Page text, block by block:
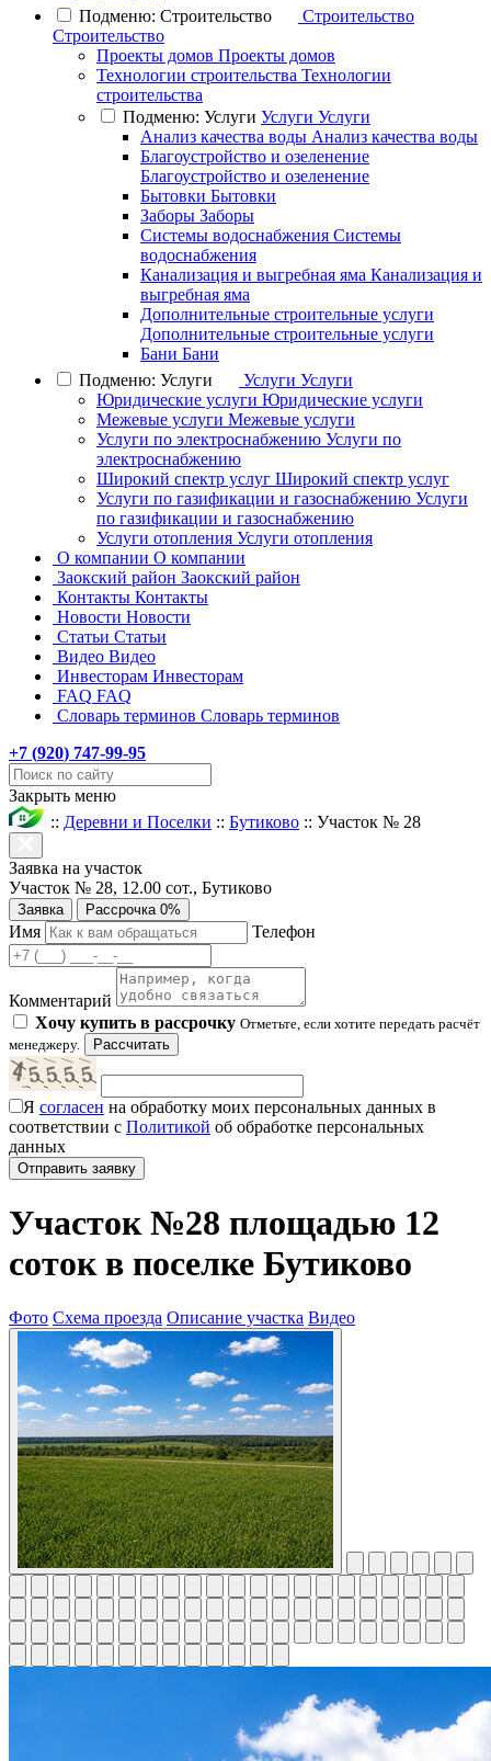
Подменю: Строительство
Строительство
Строительство
Проекты домов Проекты домов
Технологии строительства Технологии
строительства
Подменю: Услуги Услуги Услуги
Анализ качества воды Анализ качества воды
Благоустройство и озеленение
Благоустройство и озеленение
Бытовки Бытовки
Заборы Заборы
Системы водоснабжения Системы
водоснабжения
Канализация и выгребная яма Канализация и
выгребная яма
Дополнительные строительные услуги
Дополнительные строительные услуги
Бани Бани
Подменю: Услуги
Услуги Услуги
Юридические услуги Юридические услуги
Межевые услуги Межевые услуги
Услуги по электроснабжению Услуги по
электроснабжению
Широкий спектр услуг Широкий спектр услуг
Услуги по газификации и газоснабжению Услуги
по газификации и газоснабжению
Услуги отопления Услуги отопления
О компании О компании
Заокский район Заокский район
Контакты Контакты
Новости Новости
Статьи Статьи
Видео Видео
Инвесторам Инвесторам
FAQ FAQ
Словарь терминов Словарь терминов
+7 (920) 747-99-95
Закрыть меню
:: Деревни и Поселки :: Бутиково :: Участок № 28
Заявка на участок
Участок № 28, 12.00 сот., Бутиково
Заявка Рассрочка 0%
Имя Телефон
Комментарий
Хочу купить в рассрочку Отметьте, если хотите передать расчёт
менеджеру.
Рассчитать
Я согласен на обработку моих персональных данных в
соответствии с Политикой об обработке персональных
данных
Участок №28 площадью 12
соток в поселке Бутиково
Фото Схема проезда Описание участка Видео